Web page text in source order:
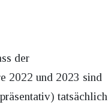
der
2022 und 2023 sind
tatsächlich